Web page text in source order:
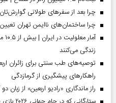
چرا بعد از سفرهای طولانی
چرا ساختمان‌های ناایمن تهران
زندگی می‌کنند
توصیه‌های طب سنتی برای زائران
راهکارهای پیشگیری از گرمازدگی
راز ماندگاری «رادیو اربعین» از